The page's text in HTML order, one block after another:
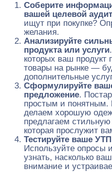
Соберите
вашей целевой
ищут при покупке?
желания.
Анализируйте
продукта или услуги
которых ваш продукт
товары на рынке —
дополнительные
Сформулируйте
предложение.
простым и
делаем хорошую
предлагаем
которая прослужит
Тестируйте ваше
Используйте опросы
узнать, насколько
внимание и